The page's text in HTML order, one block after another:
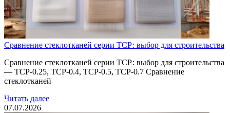
Сравнение стеклотканей серии ТСР: выбор для строительства
Сравнение стеклотканей серии ТСР: выбор для строительства
— ТСР-0.25, ТСР-0.4, ТСР-0.5, ТСР-0.7 Сравнение
стеклотканей
Читать далее
07.07.2026